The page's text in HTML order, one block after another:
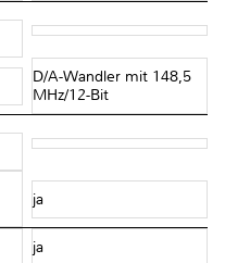
D/A-Wandler mit 148,5
MHz/12-Bit
ja
ja